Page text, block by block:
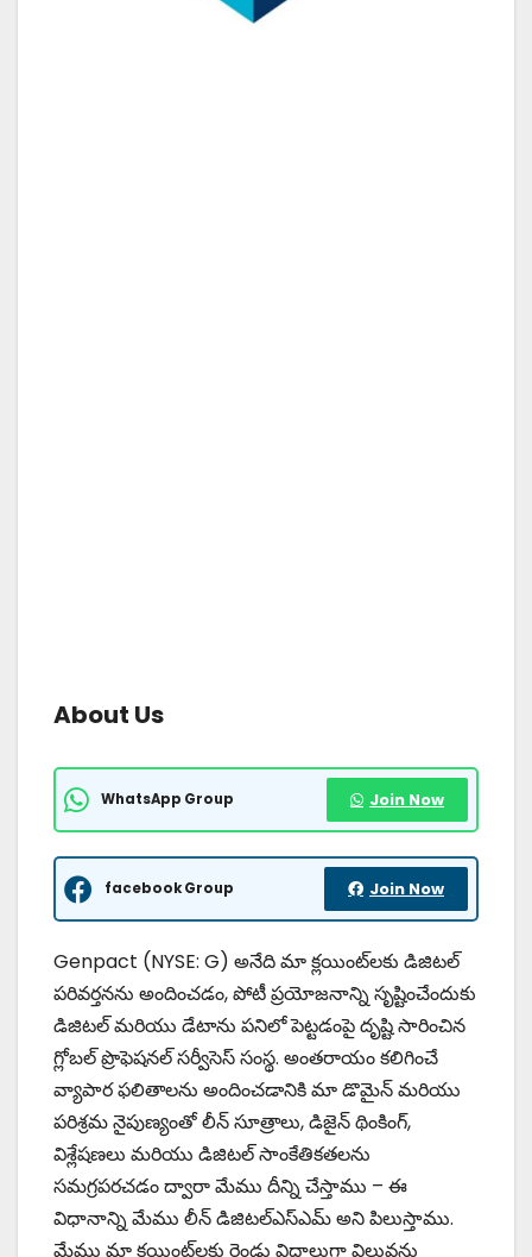
About Us
WhatsApp Group Join Now
facebook Group Join Now
Genpact (NYSE: G) అనేది మా క్లయింట్‌లకు డిజిటల్
పరివర్తనను అందించడం, పోటీ ప్రయోజనాన్ని సృష్టించేందుకు
డిజిటల్ మరియు డేటాను పనిలో పెట్టడంపై దృష్టి సారించిన
గ్లోబల్ ప్రొఫెషనల్ సర్వీసెస్ సంస్థ. అంతరాయం కలిగించే
వ్యాపార ఫలితాలను అందించడానికి మా డొమైన్ మరియు
పరిశ్రమ నైపుణ్యంతో లీన్ సూత్రాలు, డిజైన్ థింకింగ్,
విశ్లేషణలు మరియు డిజిటల్ సాంకేతికతలను
సమగ్రపరచడం ద్వారా మేము దీన్ని చేస్తాము – ఈ
విధానాన్ని మేము లీన్ డిజిటల్‌ఎస్ఎమ్ అని పిలుస్తాము.
మేము మా క్లయింట్‌లకు రెండు విధాలుగా విలువను